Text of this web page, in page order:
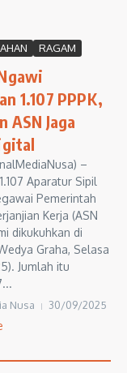
RAGAM
1.107 PPPK,
ASN Jaga
–
Aparatur Sipil
Pemerintah
Kerja (ASN
dikukuhkan di
Graha, Selasa
Jumlah itu
Nusa 30/09/2025